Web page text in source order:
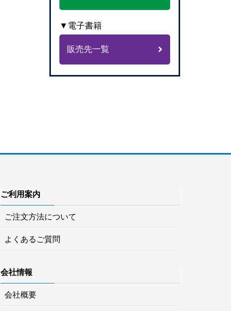
▼電子書籍
販売先一覧
ご利用案内
ご注文方法について
よくあるご質問
会社情報
会社概要